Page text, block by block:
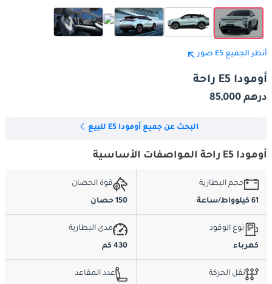
أنظر الجميع E5 صور
أومودا E5 راحة
درهم 85,000
البحث عن جميع أومودا E5 للبيع
أومودا E5 راحة المواصفات الأساسية
حجم البطارية
61 كيلوواط/ساعة
قوة الحصان
150 حصان
نوع الوقود
كهرباء
مدى البطارية
430 كم
نقل الحركة
عدد المقاعد